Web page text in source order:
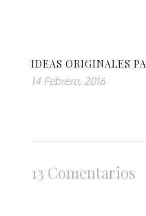
IDEAS ORIGINALES
14 Febrero, 2016
13 Comentarios